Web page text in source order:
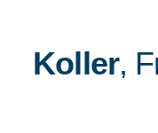
Koller,